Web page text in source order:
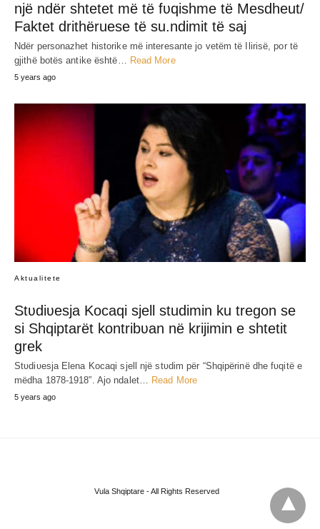
një ndër shtetet më të fʋqishme të Mesdheut/
Faktet drithëruese të su.ndimit të saj
Ndër personazhet historike më interesante jo vetëm të Ilirisë, por të
gjithë botës antike është… Read More
5 years ago
Aktualitete
Stʋdiʋesja Kocaqi sjell studimin ku tregon se
si Shqiptarët kontribʋan në krijimin e shtetit
grek
Stʋdiʋesja Elena Kocaqi sjell një stʋdim për “Shqipërinë dhe fʋqitë e
mëdha 1878-1918”. Ajo ndalet…
Read More
5 years ago
Vula Shqiptare - All Rights Reserved